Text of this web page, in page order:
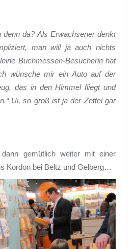
da? Als Erwachsener denkt
man will ja auch nichts
Buchmessen-Besucherin hat
wünsche mir ein Auto auf der
das in den Himmel fliegt und
Ui, so groß ist ja der Zettel gar
gemütlich weiter mit einer
Kordon bei Beltz und Gelberg…